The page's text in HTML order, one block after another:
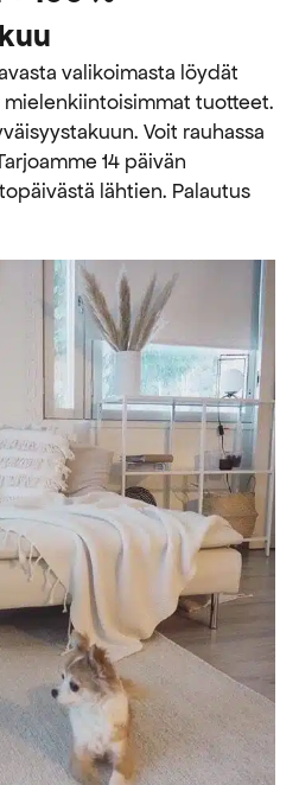
valikoimasta löydät
tuotteet.
Voit rauhassa
14 päivän
lähtien. Palautus